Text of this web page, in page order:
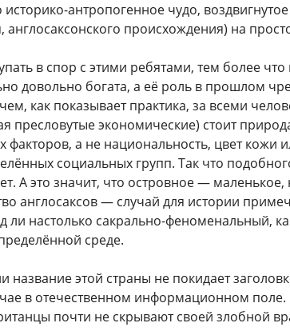
антропогенное чудо,
англосаксонского происхождения) на
в спор с этими ребятами, тем более
довольно богата, а её роль в прошлом
как показывает практика, за всеми
пресловутые экономические) стоит
а не национальность, цвет кожи
социальных групп. Так что
А это значит, что островное —
англосаксов — случай для истории
ли настолько сакрально-феноменальный,
среде.
название этой страны не покидает
в отечественном информационном
почти не скрывают своей злобной